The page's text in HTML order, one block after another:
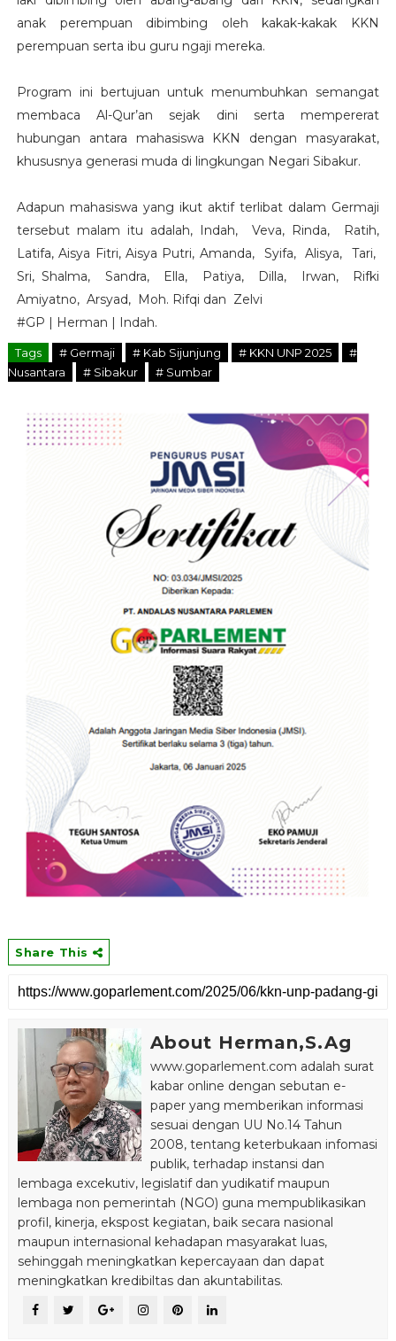
anak perempuan dibimbing oleh kakak-kakak KKN
perempuan serta ibu guru ngaji mereka.
Program ini bertujuan untuk menumbuhkan semangat
membaca Al-Qur’an sejak dini serta mempererat
hubungan antara mahasiswa KKN dengan masyarakat,
khususnya generasi muda di lingkungan Negari Sibakur.
Adapun mahasiswa yang ikut aktif terlibat dalam Germaji
tersebut malam itu adalah, Indah, Veva, Rinda, Ratih,
Latifa, Aisya Fitri, Aisya Putri, Amanda, Syifa, Alisya, Tari,
Sri, Shalma, Sandra, Ella, Patiya, Dilla, Irwan, Rifki
Amiyatno, Arsyad, Moh. Rifqi dan Zelvi
#GP | Herman | Indah.
Tags # Germaji # Kab Sijunjung # KKN UNP 2025
#
Nusantara
# Sibakur # Sumbar
Share This
About Herman,S.Ag
www.goparlement.com adalah surat
kabar online dengan sebutan e-
paper yang memberikan informasi
sesuai dengan UU No.14 Tahun
2008, tentang keterbukaan infomasi
publik, terhadap instansi dan
lembaga excekutiv, legislatif dan yudikatif maupun
lembaga non pemerintah (NGO) guna mempublikasikan
profil, kinerja, ekspost kegiatan, baik secara nasional
maupun internasional kehadapan masyarakat luas,
sehinggah meningkatkan kepercayaan dan dapat
meningkatkan kredibiltas dan akuntabilitas.